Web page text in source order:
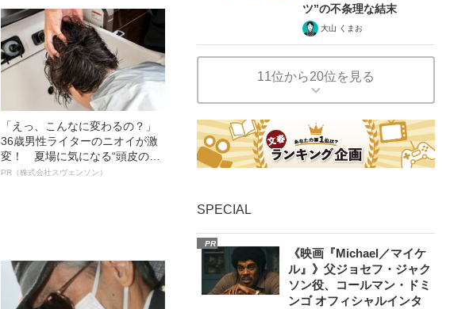
「えっ、こんなに変わるの？」
36歳男性ライターのニオイが激
変！ 夏場に気になる“頭皮のニ
オイ”や“ベタつき”を解消す
PR（株式会社スヴェンソン）
ツ”の不条理な結末
大山 くまお
11位から20位を見る
SPECIAL
PR
《映画『Michael／マイケ
ル』》父ジョセフ・ジャク
ソン役、コールマン・ドミ
ンゴ オフィシャルインタ